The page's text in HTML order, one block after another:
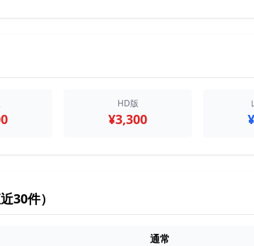
HD版
¥3,300
30件）
通常